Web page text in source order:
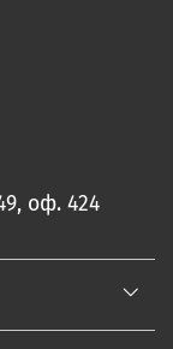
оф. 424